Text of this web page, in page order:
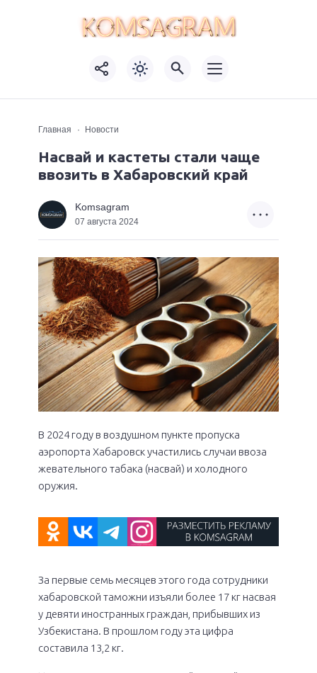
Главная Новости
Насвай и кастеты стали чаще
ввозить в Хабаровский край
Komsagram
07 августа 2024
В 2024 году в воздушном пункте пропуска
аэропорта Хабаровск участились случаи ввоза
жевательного табака (насвай) и холодного
оружия.
За первые семь месяцев этого года сотрудники
хабаровской таможни изъяли более 17 кг насвая
у девяти иностранных граждан, прибывших из
Узбекистана. В прошлом году эта цифра
составила 13,2 кг.